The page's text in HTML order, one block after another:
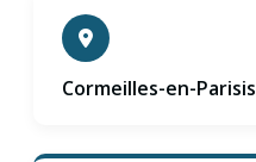
Cormeilles-en-Parisis